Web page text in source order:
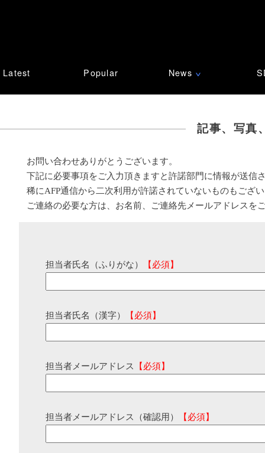
Latest Popular News ∨
記事、写真
お問い合わせありがとうございます。
下記に必要事項をご入力頂きますと許諾部門に情報が送信
稀にAFP通信から二次利用が許諾されていないものもござ
ご連絡の必要な方は、お名前、ご連絡先メールアドレスを
担当者氏名（ふりがな） 【必須】
担当者氏名（漢字） 【必須】
担当者メールアドレス 【必須】
担当者メールアドレス（確認用） 【必須】